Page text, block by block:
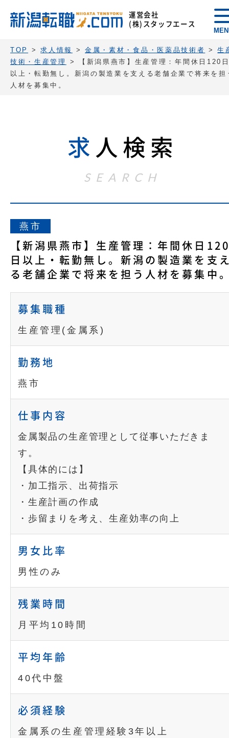
運営会社
(株)スタッフエース
TOP >求人情報 > 金属・素材・食品・医薬品技術者 >生
技術・生産管理
>
【新潟県燕市】生産管理：年間休日120
以上・転勤無し。新潟の製造業を支える老舗企業で将来を担
人材を募集中。
求 人検索
SEARCH
燕市
【新潟県燕市】生産管理：年間休日
日以上・転勤無し。新潟の製造業を支
る老舗企業で将来を担う人材を募集中
募集職種
生産管理(金属系)
勤務地
燕市
仕事内容
金属製品の生産管理として従事いただきま
す。
【具体的には】
・加工指示、出荷指示
・生産計画の作成
・歩留まりを考え、生産効率の向上
男女比率
男性のみ
残業時間
月平均10時間
平均年齢
40代中盤
必須経験
金属系の生産管理経験3年以上